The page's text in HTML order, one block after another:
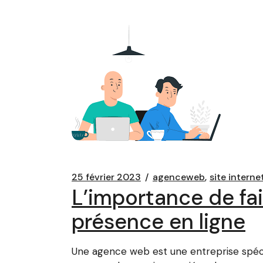
25 février 2023 agenceweb site
L’importance de
présence en ligne
Une agence web est une entreprise